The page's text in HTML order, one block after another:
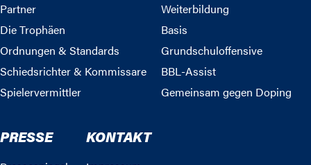
Partner
Die Trophäen
Ordnungen & Standards
Schiedsrichter & Kommissare
Spielervermittler
Weiterbildung
Basis
Grundschuloffensive
BBL-Assist
Gemeinsam gegen Doping
PRESSE KONTAKT